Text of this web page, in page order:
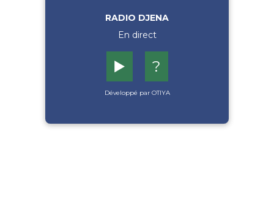
RADIO DJENA
En direct
▶️ ?
Développé par OTIYA